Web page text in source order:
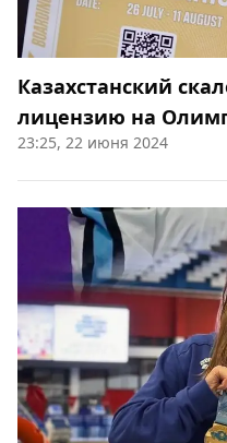
Казахстанский
лицензию на
23:25, 22 июня 2024